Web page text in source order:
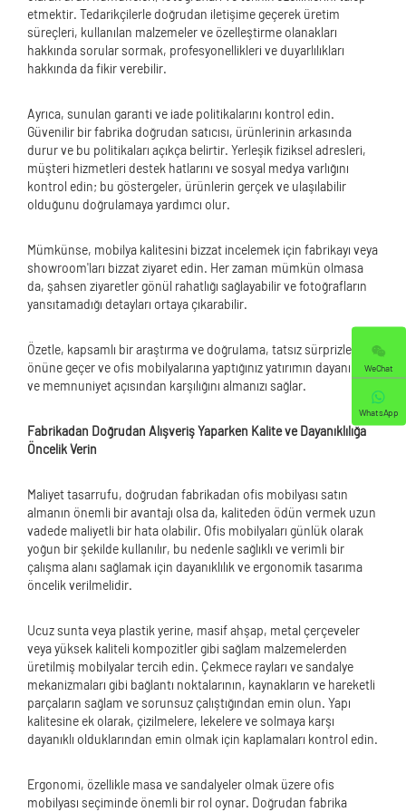
etmektir. Tedarikçilerle doğrudan iletişime geçerek üretim
süreçleri, kullanılan malzemeler ve özelleştirme olanakları
hakkında sorular sormak, profesyonellikleri ve duyarlılıkları
hakkında da fikir verebilir.
Ayrıca, sunulan garanti ve iade politikalarını kontrol edin.
Güvenilir bir fabrika doğrudan satıcısı, ürünlerinin arkasında
durur ve bu politikaları açıkça belirtir. Yerleşik fiziksel adresleri,
müşteri hizmetleri destek hatlarını ve sosyal medya varlığını
kontrol edin; bu göstergeler, ürünlerin gerçek ve ulaşılabilir
olduğunu doğrulamaya yardımcı olur.
Mümkünse, mobilya kalitesini bizzat incelemek için fabrikayı veya
showroom'ları bizzat ziyaret edin. Her zaman mümkün olmasa
da, şahsen ziyaretler gönül rahatlığı sağlayabilir ve fotoğrafların
yansıtamadığı detayları ortaya çıkarabilir.
Özetle, kapsamlı bir araştırma ve doğrulama, tatsız sürprizlerin
önüne geçer ve ofis mobilyalarına yaptığınız yatırımın dayanıklılık
ve memnuniyet açısından karşılığını almanızı sağlar.
Fabrikadan Doğrudan Alışveriş Yaparken Kalite ve Dayanıklılığa
Öncelik Verin
Maliyet tasarrufu, doğrudan fabrikadan ofis mobilyası satın
almanın önemli bir avantajı olsa da, kaliteden ödün vermek uzun
vadede maliyetli bir hata olabilir. Ofis mobilyaları günlük olarak
yoğun bir şekilde kullanılır, bu nedenle sağlıklı ve verimli bir
çalışma alanı sağlamak için dayanıklılık ve ergonomik tasarıma
öncelik verilmelidir.
Ucuz sunta veya plastik yerine, masif ahşap, metal çerçeveler
veya yüksek kaliteli kompozitler gibi sağlam malzemelerden
üretilmiş mobilyalar tercih edin. Çekmece rayları ve sandalye
mekanizmaları gibi bağlantı noktalarının, kaynakların ve hareketli
parçaların sağlam ve sorunsuz çalıştığından emin olun. Yapı
kalitesine ek olarak, çizilmelere, lekelere ve solmaya karşı
dayanıklı olduklarından emin olmak için kaplamaları kontrol edin.
Ergonomi, özellikle masa ve sandalyeler olmak üzere ofis
mobilyası seçiminde önemli bir rol oynar. Doğrudan fabrika
WeChat
WhatsApp